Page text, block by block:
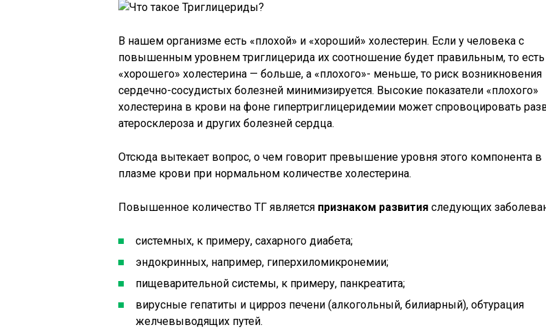
В нашем организме есть «плохой» и «хороший» холестерин. Если у человека с
повышенным уровнем триглицерида их соотношение будет правильным, то есть
«хорошего» холестерина — больше, а «плохого»- меньше, то риск возникновения
сердечно-сосудистых болезней минимизируется. Высокие показатели «плохого»
холестерина в крови на фоне гипертриглицеридемии может спровоцировать
атеросклероза и других болезней сердца.
Отсюда вытекает вопрос, о чем говорит превышение уровня этого компонента в
плазме крови при нормальном количестве холестерина.
Повышенное количество ТГ является признаком развития следующих
cистемных, к примеру, сахарного диабета;
эндокринных, например, гиперхиломикронемии;
пищеварительной системы, к примеру, панкреатита;
вирусные гепатиты и цирроз печени (алкогольный, билиарный), обтурация
желчевыводящих путей.